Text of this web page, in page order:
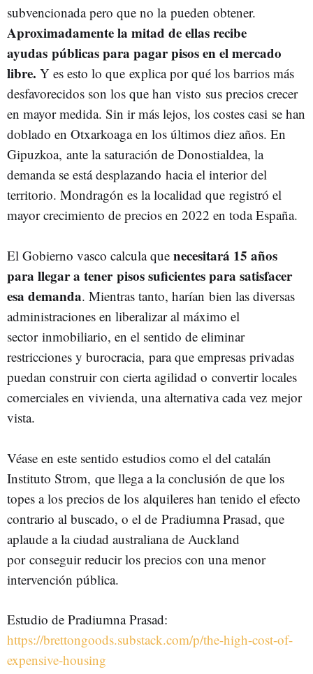
subvencionada pero que no la pueden obtener.
Aproximadamente la mitad de ellas recibe
ayudas públicas para pagar pisos en el mercado
libre. Y es esto lo que explica por qué los barrios más
desfavorecidos son los que han visto sus precios crecer
en mayor medida. Sin ir más lejos, los costes casi se han
doblado en Otxarkoaga en los últimos diez años. En
Gipuzkoa, ante la saturación de Donostialdea, la
demanda se está desplazando hacia el interior del
territorio. Mondragón es la localidad que registró el
mayor crecimiento de precios en 2022 en toda España.
El Gobierno vasco calcula que necesitará 15 años
para llegar a tenerpisos suficientes para satisfacer
esa demanda. Mientras tanto, harían bien las diversas
administraciones en liberalizar al máximo el
sector inmobiliario, en el sentido de eliminar
restricciones y burocracia, para que empresas privadas
puedan construir con cierta agilidad o convertir locales
comerciales en vivienda, una alternativa cada vez mejor
vista.
Véase en este sentido estudios como el del catalán
Instituto Strom, que llega a la conclusión de que los
topes a los precios de los alquileres han tenido el efecto
contrario al buscado, o el de Pradiumna Prasad, que
aplaude a la ciudad australiana de Auckland
por conseguir reducir los precios con una menor
intervención pública.
Estudio de Pradiumna Prasad:
https://brettongoods.substack.com/p/the-high-cost-of-
expensive-housing